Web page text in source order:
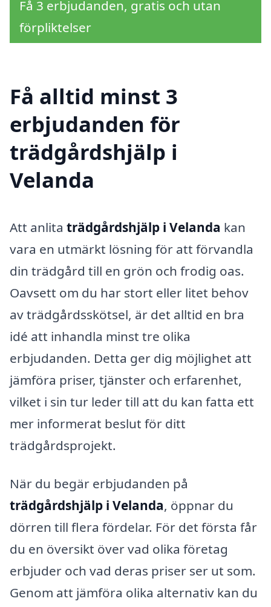
Få 3 erbjudanden, gratis och utan
förpliktelser
Få alltid minst 3
erbjudanden för
trädgårdshjälp i
Velanda
Att anlita trädgårdshjälp i Velanda kan
vara en utmärkt lösning för att förvandla
din trädgård till en grön och frodig oas.
Oavsett om du har stort eller litet behov
av trädgårdsskötsel, är det alltid en bra
idé att inhandla minst tre olika
erbjudanden. Detta ger dig möjlighet att
jämföra priser, tjänster och erfarenhet,
vilket i sin tur leder till att du kan fatta ett
mer informerat beslut för ditt
trädgårdsprojekt.
När du begär erbjudanden på
trädgårdshjälp i Velanda, öppnar du
dörren till flera fördelar. För det första får
du en översikt över vad olika företag
erbjuder och vad deras priser ser ut som.
Genom att jämföra olika alternativ kan du